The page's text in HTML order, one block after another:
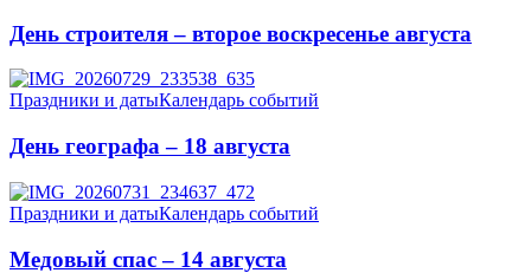
День строителя – второе воскресенье августа
Праздники и датыКалендарь событий
День географа – 18 августа
Праздники и датыКалендарь событий
Медовый спас – 14 августа